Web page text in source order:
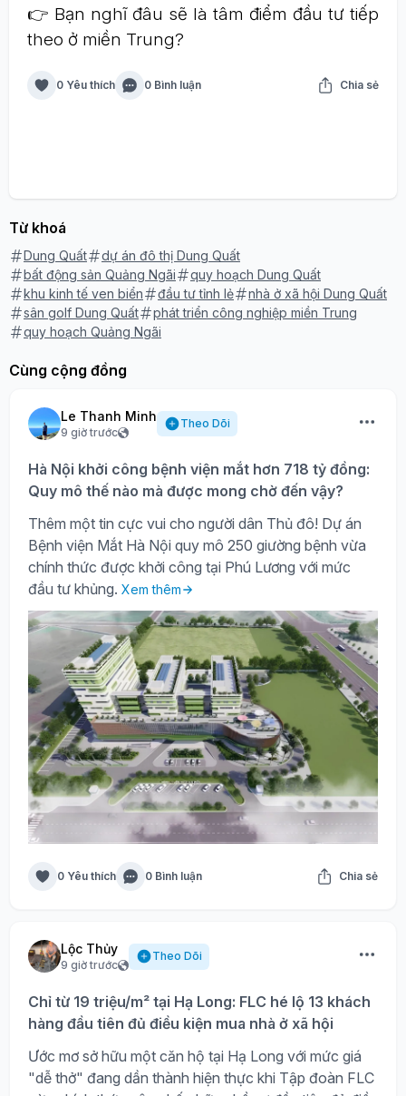
👉 Bạn nghĩ đâu sẽ là tâm điểm đầu tư tiếp
theo ở miền Trung?
0 Yêu thích 0 Bình luận Chia sẻ
Từ khoá
Dung Quất
dự án đô thị Dung Quất
bất động sản Quảng Ngãi
quy hoạch Dung Quất
khu kinh tế ven biển
đầu tư tỉnh lẻ
nhà ở xã hội Dung Quất
sân golf Dung Quất
phát triển công nghiệp miền Trung
quy hoạch Quảng Ngãi
Cùng cộng đồng
Le Thanh Minh
9 giờ trước
Theo Dõi
Hà Nội khởi công bệnh viện mắt hơn 718 tỷ đồng:
Quy mô thế nào mà được mong chờ đến vậy?
Thêm một tin cực vui cho người dân Thủ đô! Dự án
Bệnh viện Mắt Hà Nội quy mô 250 giường bệnh vừa
chính thức được khởi công tại Phú Lương với mức
đầu tư khủng. Xem thêm
0 Yêu thích 0 Bình luận Chia sẻ
Lộc Thủy
9 giờ trước
Theo Dõi
Chỉ từ 19 triệu/m² tại Hạ Long: FLC hé lộ 13 khách
hàng đầu tiên đủ điều kiện mua nhà ở xã hội
Ước mơ sở hữu một căn hộ tại Hạ Long với mức giá
"dễ thở" đang dần thành hiện thực khi Tập đoàn FLC